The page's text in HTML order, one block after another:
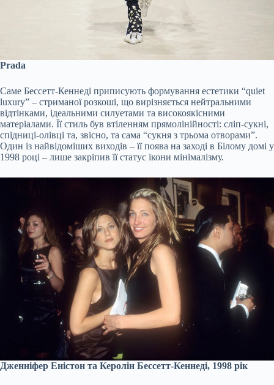
Prada
Саме Бессетт-Кеннеді приписують формування естетики “quiet
luxury” – стриманої розкоші, що вирізняється нейтральними
відтінками, ідеальними силуетами та високоякісними
матеріалами. Її стиль був втіленням прямолінійності: сліп-сукні,
спідниці-олівці та, звісно, та сама “сукня з трьома отворами”.
Один із найвідоміших виходів – її поява на заході в Білому домі у
1998 році – лише закріпив її статус ікони мінімалізму.
Дженніфер Еністон та Керолін Бессетт-Кеннеді, 1998 рік